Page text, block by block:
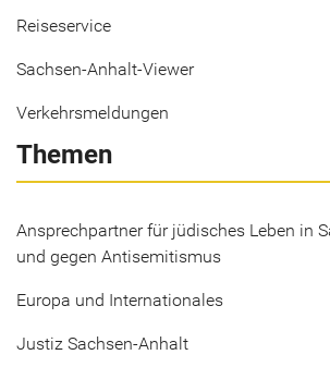
Reiseservice
Sachsen-Anhalt-Viewer
Verkehrsmeldungen
Themen
Ansprechpartner für jüdisches Leben in
und gegen Antisemitismus
Europa und Internationales
Justiz Sachsen-Anhalt